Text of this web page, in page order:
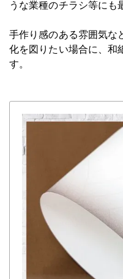
うな業種のチラシ等にも
手作り感のある雰囲気な
化を図りたい場合に、和
す。